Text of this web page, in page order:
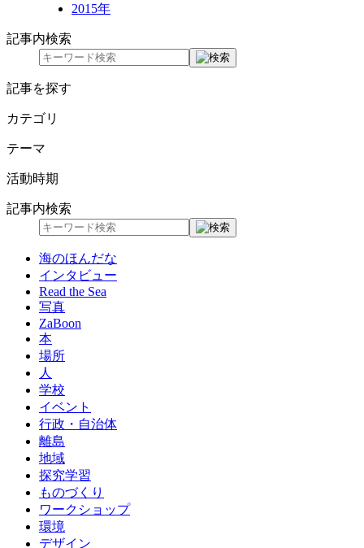
2015年
記事内検索
記事を探す
カテゴリ
テーマ
活動時期
記事内検索
海のほんだな
インタビュー
Read the Sea
写真
ZaBoon
本
場所
人
学校
イベント
行政・自治体
離島
地域
探究学習
ものづくり
ワークショップ
環境
デザイン